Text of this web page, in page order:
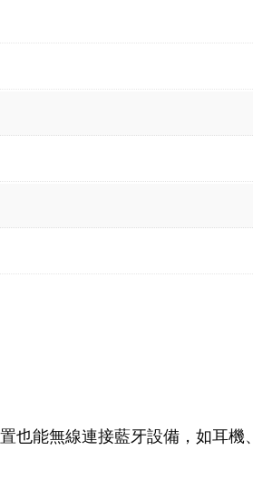
也能無線連接藍牙設備，如耳機、